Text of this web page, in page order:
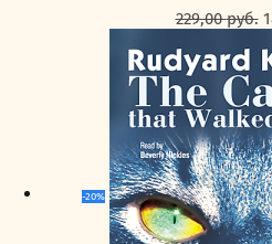
229,00руб.
-20%